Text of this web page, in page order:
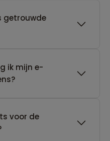
getrouwde
ik mijn e-
voor de